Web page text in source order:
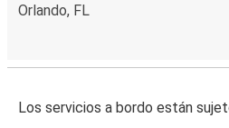
Orlando, FL
Los servicios a bordo están